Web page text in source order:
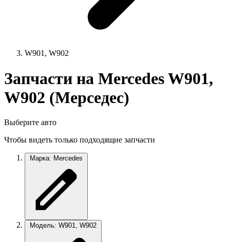
W901, W902
Запчасти на Mercedes W901,
W902 (Мерседес)
Выберите авто
Чтобы видеть только подходящие запчасти
Марка: Mercedes
Модель: W901, W902